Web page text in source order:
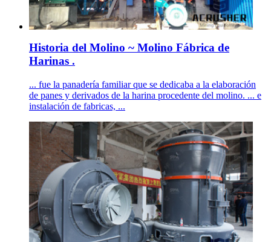
Historia del Molino ~ Molino Fábrica de
Harinas .
... fue la panadería familiar que se dedicaba a la elaboración
de panes y derivados de la harina procedente del molino. ... e
instalación de fabricas, ...